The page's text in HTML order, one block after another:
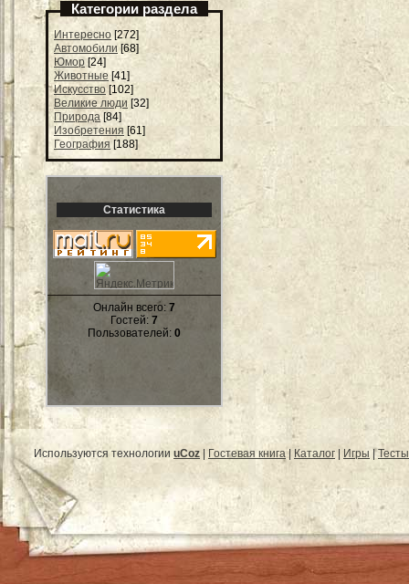
Категории раздела
Интересно [272]
Автомобили [68]
Юмор [24]
Животные [41]
Искусство [102]
Великие люди [32]
Природа [84]
Изобретения [61]
География [188]
Статистика
Онлайн всего: 7
Гостей: 7
Пользователей: 0
Используются технологии uCoz Гостевая книга| Каталог Игры |Тесты